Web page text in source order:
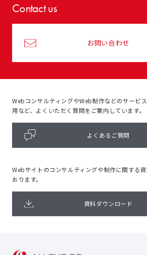
Contact us
お問い合わせ
WebコンサルティングやWeb制作などのサービ
用など、よくいただく質問をご案内しています。
よくあるご質問
Webサイトのコンサルティングや制作に関する
おります。
資料ダウンロード